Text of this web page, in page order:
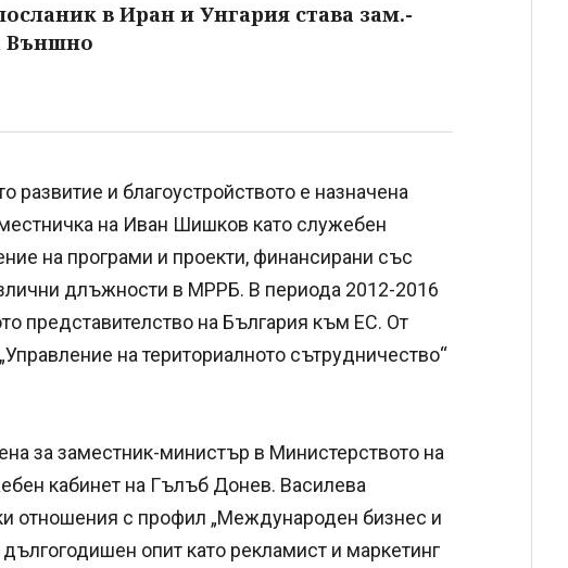
в Иран и Унгария става зам.-
Външно
развитие и благоустройството е назначена
на Иван Шишков като служебен
на програми и проекти, финансирани със
длъжности в МРРБ. В периода 2012-2016
представителство на България към ЕС. От
на териториалното сътрудничество“
за заместник-министър в Министерството на
кабинет на Гълъб Донев. Василева
отношения с профил „Международен бизнес и
опит като рекламист и маркетинг